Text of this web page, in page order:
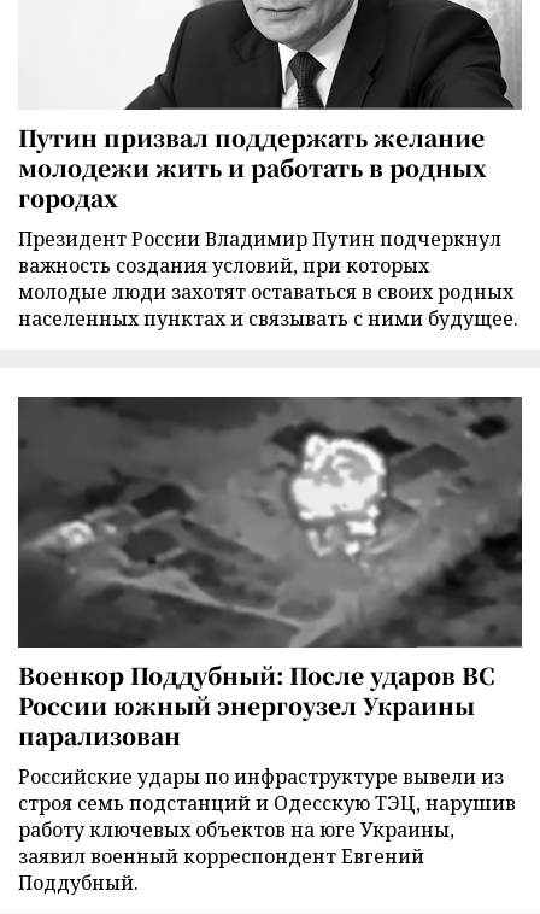
Путин призвал поддержать желание
молодежи жить и работать в родных
городах
Президент России Владимир Путин подчеркнул
важность создания условий, при которых
молодые люди захотят оставаться в своих родных
населенных пунктах и связывать с ними будущее.
Военкор Поддубный: После ударов ВС
России южный энергоузел Украины
парализован
Российские удары по инфраструктуре вывели из
строя семь подстанций и Одесскую ТЭЦ, нарушив
работу ключевых объектов на юге Украины,
заявил военный корреспондент Евгений
Поддубный.